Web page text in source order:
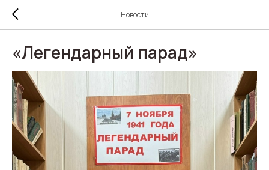
Новости
«Легендарный парад»